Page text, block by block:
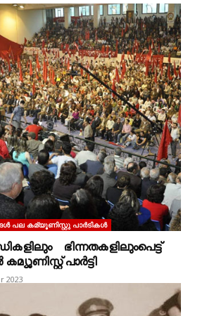
പല കമ്യൂണിസ്റ്റു പാര്‍ടികള്‍
ഭിന്നതകളിലുംപെട്ട്
പാർട്ടി
2023